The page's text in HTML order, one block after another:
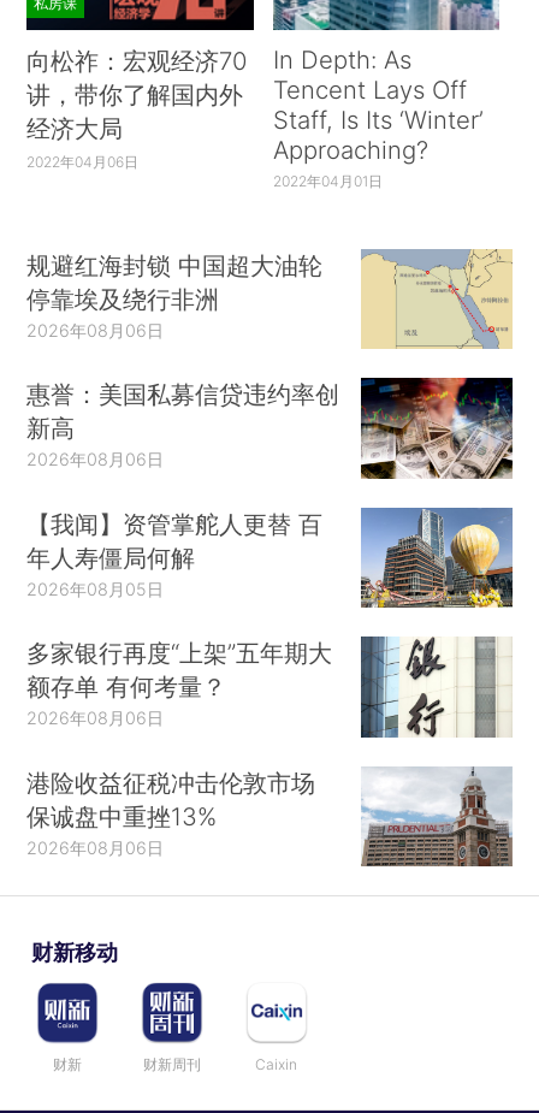
向松祚：宏观经济70
讲，带你了解国内外
经济大局
2022年04月06日
In Depth: As
Tencent Lays Off
Staff, Is Its ‘Winter’
Approaching?
2022年04月01日
规避红海封锁 中国超大油轮
停靠埃及绕行非洲
2026年08月06日
惠誉：美国私募信贷违约率创
新高
2026年08月06日
【我闻】资管掌舵人更替 百
年人寿僵局何解
2026年08月05日
多家银行再度“上架”五年期大
额存单 有何考量？
2026年08月06日
港险收益征税冲击伦敦市场
保诚盘中重挫13%
2026年08月06日
财新移动
财新 财新周刊 Caixin